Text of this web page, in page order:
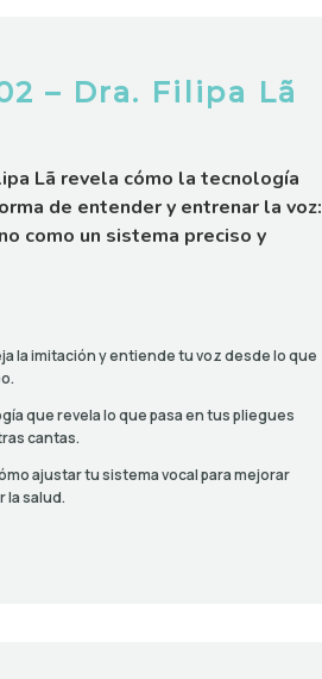
– Dra. Filipa Lã
Lã revela cómo la tecnología
de entender y entrenar la voz:
como un sistema preciso y
la imitación y entiende tu voz desde lo que
que revela lo que pasa en tus pliegues
cantas.
ajustar tu sistema vocal para mejorar
la salud.